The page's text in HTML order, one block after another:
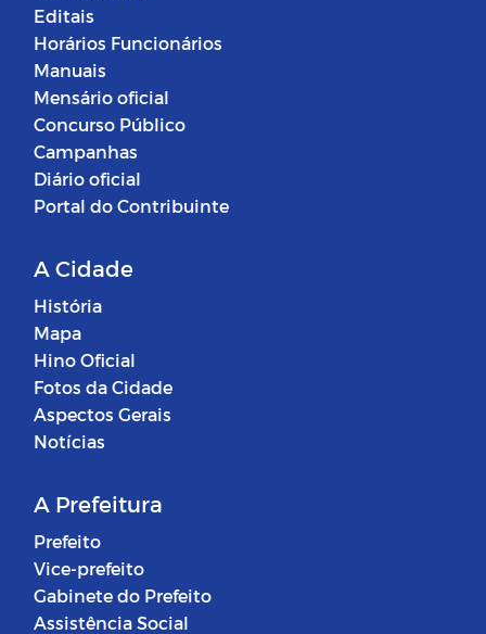
Editais
Horários Funcionários
Manuais
Mensário oficial
Concurso Público
Campanhas
Diário oficial
Portal do Contribuinte
A Cidade
História
Mapa
Hino Oficial
Fotos da Cidade
Aspectos Gerais
Notícias
A Prefeitura
Prefeito
Vice-prefeito
Gabinete do Prefeito
Assistência Social